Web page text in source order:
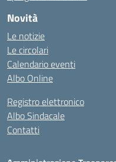
Novità
Le notizie
Le circolari
Calendario eventi
Albo Online
Registro elettronico
Albo Sindacale
Contatti